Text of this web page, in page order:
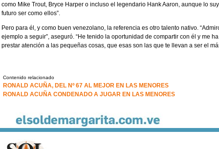
como Mike Trout, Bryce Harper o incluso el legendario Hank Aaron, aunque lo
futuro ser como ellos”.
Pero para él, y como buen venezolano, la referencia es otro talento nativo.
ejemplo a seguir”, aseguró. “He tenido la oportunidad de compartir con él y me
prestar atención a las pequeñas cosas, que esas son las que te llevan a ser el
Contenido relacionado
RONALD ACUÑA, DEL Nº 67 AL MEJOR EN LAS MENORES
RONALD ACUÑA CONDENADO A JUGAR EN LAS MENORES